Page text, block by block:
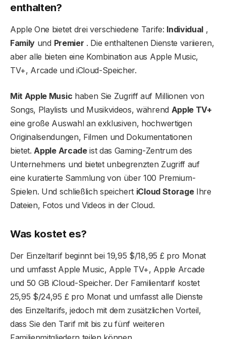
enthalten?
Apple One bietet drei verschiedene Tarife: Individual ,
Family und Premier . Die enthaltenen Dienste variieren,
aber alle bieten eine Kombination aus Apple Music,
TV+, Arcade und iCloud-Speicher.
Mit Apple Music haben Sie Zugriff auf Millionen von
Songs, Playlists und Musikvideos, während Apple TV+
eine große Auswahl an exklusiven, hochwertigen
Originalsendungen, Filmen und Dokumentationen
bietet.Apple Arcadeist das Gaming-Zentrum des
Unternehmens und bietet unbegrenzten Zugriff auf
eine kuratierte Sammlung von über 100 Premium-
Spielen. Und schließlich speichert iCloud StorageIhre
Dateien, Fotos und Videos in der Cloud.
Was kostet es?
Der Einzeltarif beginnt bei 19,95 $/18,95 £ pro Monat
und umfasst Apple Music, Apple TV+, Apple Arcade
und 50 GB iCloud-Speicher. Der Familientarif kostet
25,95 $/24,95 £ pro Monat und umfasst alle Dienste
des Einzeltarifs, jedoch mit dem zusätzlichen Vorteil,
dass Sie den Tarif mit bis zu fünf weiteren